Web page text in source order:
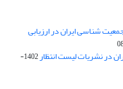
شناسی ایران در ارزیابی
در نشریات لیست انتظار
1402-